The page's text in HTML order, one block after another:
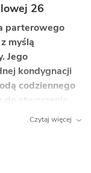
26
parterowego
myślą
Jego
kondygnacji
codziennego
stworzenia
i wyspą
Czytaj więcej